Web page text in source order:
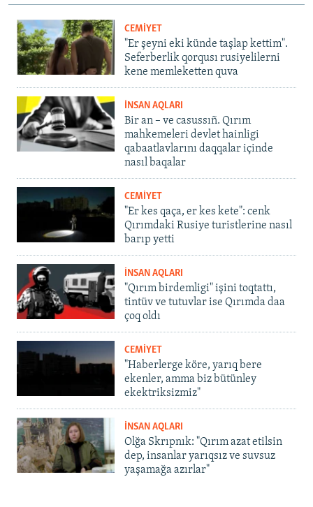
CEMİYET
"Er şeyni eki künde taşlap kettim".
Seferberlik qorqusı rusiyelilerni
kene memleketten quva
İNSAN AQLARI
Bir an – ve casussıñ. Qırım
mahkemeleri devlet hainligi
qabaatlavlarını daqqalar içinde
nasıl baqalar
CEMİYET
"Er kes qaça, er kes kete": cenk
Qırımdaki Rusiye turistlerine nasıl
barıp yetti
İNSAN AQLARI
"Qırım birdemligi" işini toqtattı,
tintüv ve tutuvlar ise Qırımda daa
çoq oldı
CEMİYET
"Haberlerge köre, yarıq bere
ekenler, amma biz bütünley
ekektriksizmiz"
İNSAN AQLARI
Olğa Skrıpnık: "Qırım azat etilsin
dep, insanlar yarıqsız ve suvsuz
yaşamağa azırlar"